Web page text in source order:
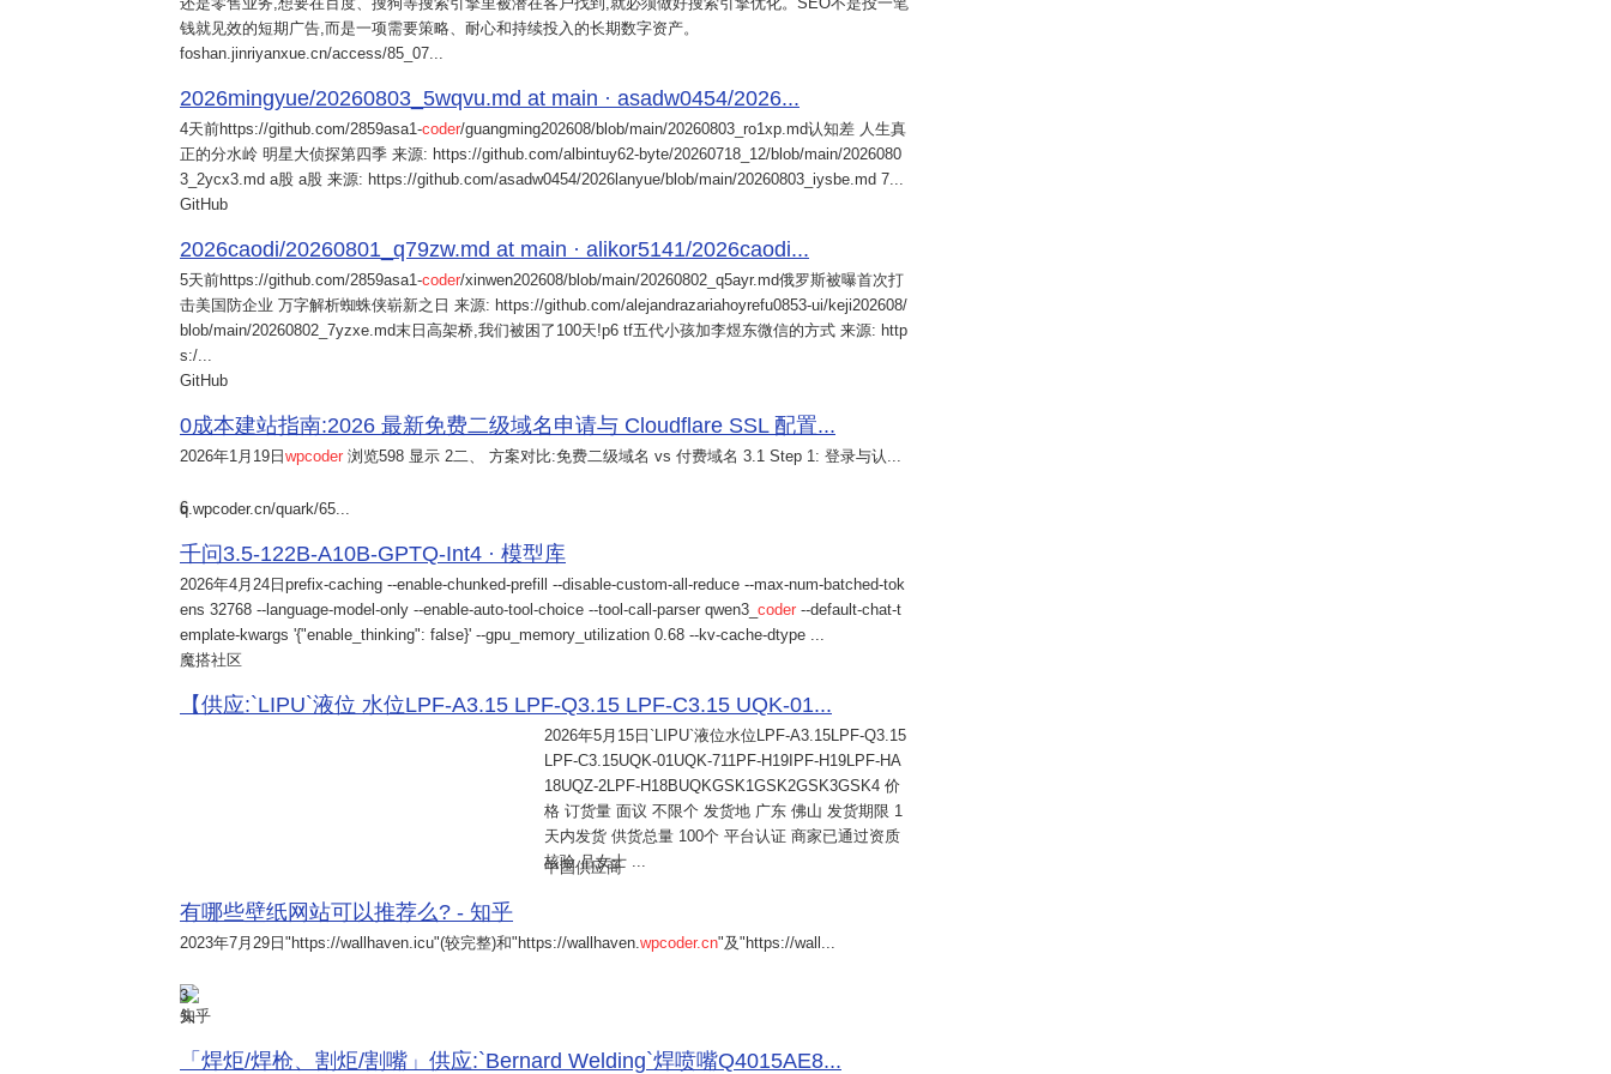
钱就见效的短期广告,而是一项需要策略、耐心和持续投入的长期数字资产。
foshan.jinriyanxue.cn/access/85_07...
2026mingyue/20260803_5wqvu.md at main · asadw0454/2026...
4天前https://github.com/2859asa1-coder/guangming202608/blob/main/20260803_ro1xp.md认知差 人生真
正的分水岭 明星大侦探第四季 来源: https://github.com/albintuy62-byte/20260718_12/blob/main/2026080
3_2ycx3.md a股 a股 来源: https://github.com/asadw0454/2026lanyue/blob/main/20260803_iysbe.md 7...
GitHub
2026caodi/20260801_q79zw.md at main · alikor5141/2026caodi...
5天前https://github.com/2859asa1-coder/xinwen202608/blob/main/20260802_q5ayr.md俄罗斯被曝首次打
击美国防企业 万字解析蜘蛛侠崭新之日 来源: https://github.com/alejandrazariahoyrefu0853-ui/keji202608/
blob/main/20260802_7yzxe.md末日高架桥,我们被困了100天!p6 tf五代小孩加李煜东微信的方式 来源: http
s:/...
GitHub
0成本建站指南:2026 最新免费二级域名申请与 Cloudflare SSL 配置...
2026年1月19日wpcoder 浏览598 显示 2二、 方案对比:免费二级域名 vs 付费域名 3.1 Step 1: 登录与认...
6
q.wpcoder.cn/quark/65...
千问3.5-122B-A10B-GPTQ-Int4 · 模型库
2026年4月24日 prefix-caching --enable-chunked-prefill --disable-custom-all-reduce --max-num-batched-tok
ens 32768 --language-model-only --enable-auto-tool-choice --tool-call-parser qwen3_ coder --default-chat-t
emplate-kwargs '{"enable_thinking": false}' --gpu_memory_utilization 0.68 --kv-cache-dtype ...
魔搭社区
【供应:`LIPU`液位 水位LPF-A3.15 LPF-Q3.15 LPF-C3.15 UQK-01...
2026年5月15日 `LIPU`液位水位LPF-A3.15LPF-Q3.15
LPF-C3.15UQK-01UQK-711PF-H19IPF-H19LPF-HA
18UQZ-2LPF-H18BUQKGSK1GSK2GSK3GSK4 价
格 订货量 面议 不限个 发货地 广东 佛山 发货期限 1
天内发货 供货总量 100个 平台认证 商家已通过资质
核验 吕女士 ...
中国供应商
有哪些壁纸网站可以推荐么? - 知乎
2023年7月29日 "https://wallhaven.icu"(较完整)和"https://wallhaven.wpcoder.cn"及"https://wall...
3
知乎
「焊炬/焊枪、割炬/割嘴」供应:`Bernard Welding`焊喷嘴Q4015AE8...